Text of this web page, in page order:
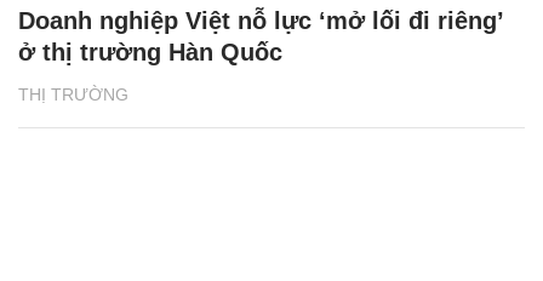
THỊ TRƯỜNG
Doanh nghiệp Việt nỗ lực ‘mở lối đi riêng’
ở thị trường Hàn Quốc